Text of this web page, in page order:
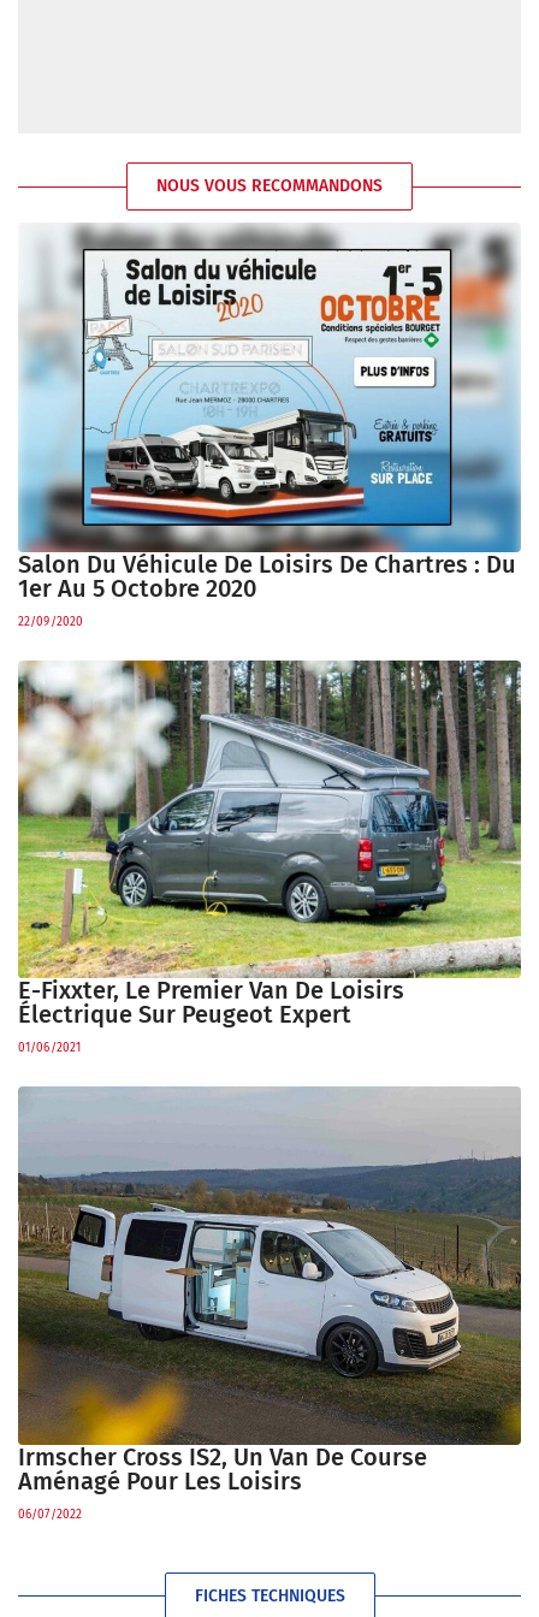
NOUS VOUS RECOMMANDONS
Salon Du Véhicule De Loisirs De Chartres : Du
1er Au 5 Octobre 2020
22/09/2020
E-Fixxter, Le Premier Van De Loisirs
Électrique Sur Peugeot Expert
01/06/2021
Irmscher Cross IS2, Un Van De Course
Aménagé Pour Les Loisirs
06/07/2022
FICHES TECHNIQUES